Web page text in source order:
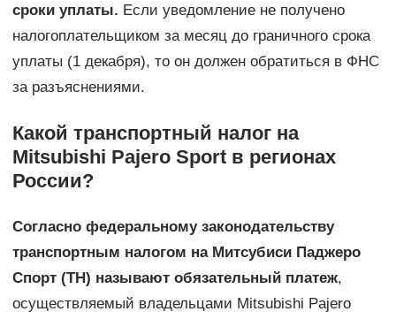
сроки уплаты. Если уведомление не получено
налогоплательщиком за месяц до граничного срока
уплаты (1 декабря), то он должен обратиться в ФНС
за разъяснениями.
Какой транспортный налог на
Mitsubishi Pajero Sport в регионах
России?
Согласно федеральному законодательству
транспортным налогом на Митсубиси Паджеро
Спорт (ТН) называют обязательный платеж,
осуществляемый владельцами Mitsubishi Pajero